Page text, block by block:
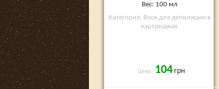
Вес: 100 мл
Категория: Воск для депиляции в
картриджах
Цена: 104 грн